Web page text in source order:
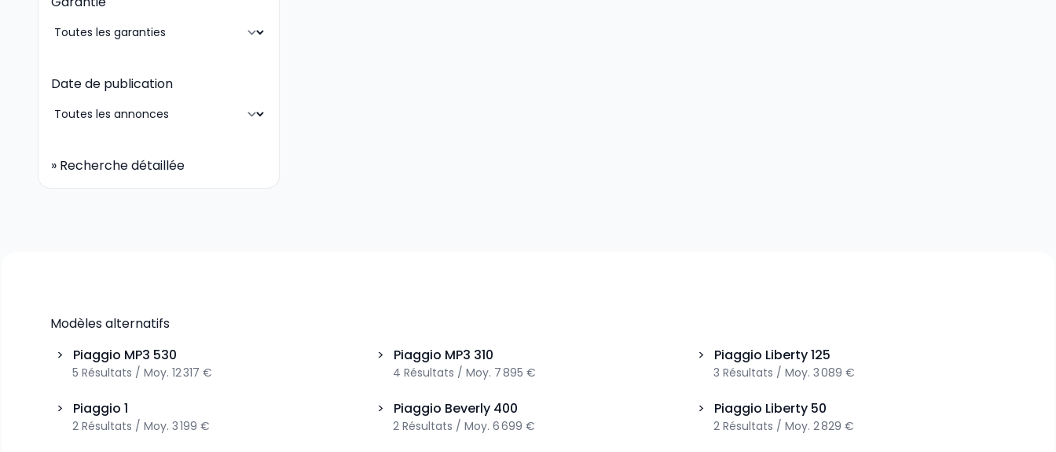
Date de publication
» Recherche détaillée
Modèles alternatifs
>
Piaggio MP3 530
5 Résultats / Moy. 12 317 €
> Piaggio MP3 310
4 Résultats / Moy. 7 895 €
> Piaggio Liberty 125
3 Résultats / Moy. 3 089 €
> Piaggio 1
2 Résultats / Moy. 3 199 €
> Piaggio Beverly 400
2 Résultats / Moy. 6 699 €
> Piaggio Liberty 50
2 Résultats / Moy. 2 829 €